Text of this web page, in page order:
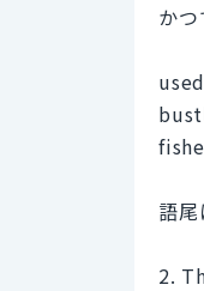
か
語
2.